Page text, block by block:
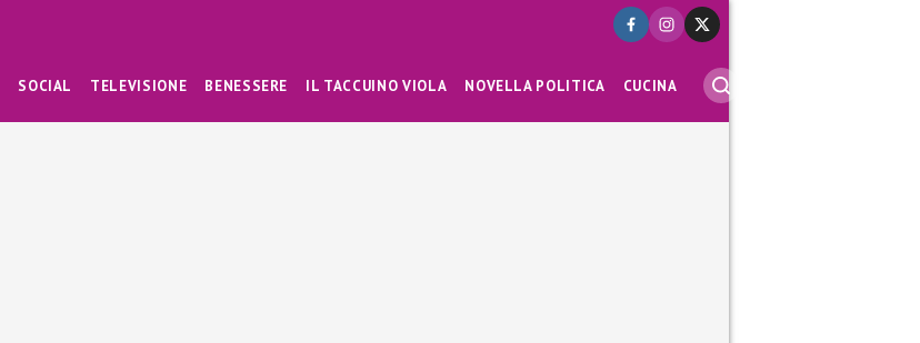
SOCIAL TELEVISIONE BENESSERE IL TACCUINO VIOLA NOVELLA POLITICA CUCINA